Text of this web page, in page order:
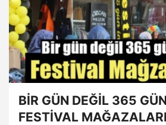
BİR GÜN DEĞİL 365
FESTİVAL